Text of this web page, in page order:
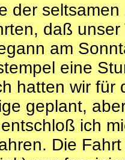
der
daß
am
eine
hatten wir für
geplant,
ich
Die